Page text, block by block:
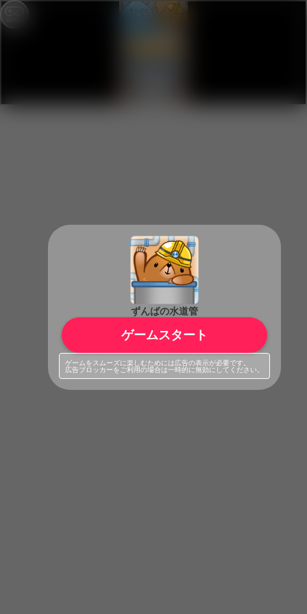
ずんばの水道管
ゲームスタート
ゲームをスムーズに楽しむためには広告の表示が必要です。
広告ブロッカーをご利用の場合は一時的に無効にしてください。